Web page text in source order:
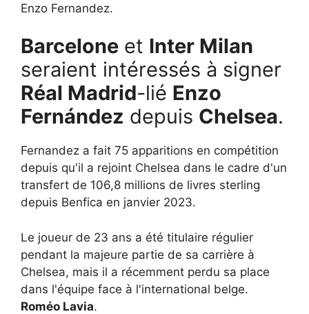
Enzo Fernandez.
Barcelone et Inter Milan
seraient intéressés à signer
Réal Madrid-lié Enzo
Fernández depuis Chelsea.
Fernandez a fait 75 apparitions en compétition
depuis qu'il a rejoint Chelsea dans le cadre d'un
transfert de 106,8 millions de livres sterling
depuis Benfica en janvier 2023.
Le joueur de 23 ans a été titulaire régulier
pendant la majeure partie de sa carrière à
Chelsea, mais il a récemment perdu sa place
dans l'équipe face à l'international belge.
Roméo Lavia.